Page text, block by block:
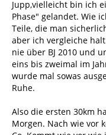
Jupp,vielleicht bin ich
Phase" gelandet. Wie
Teile, die man
aber ich vergleiche
nie über BJ 2010 und
eins bis zweimal im
wurde mal sowas
Ruhe.
Also die ersten 30km
Morgen. Nach wie vor